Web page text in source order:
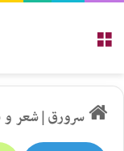
سرورق|شعر و